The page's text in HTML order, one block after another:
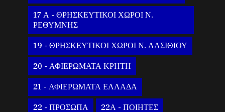
17 Α - ΘΡΗΣΚΕΥΤΙΚΟΙ ΧΩΡΟΙ Ν.
ΡΕΘΥΜΝΗΣ
19 - ΘΡΗΣΚΕΥΤΙΚΟΙ ΧΩΡΟΙ Ν. ΛΑΣΙΘΙΟΥ
20 - ΑΦΙΕΡΩΜΑΤΑ ΚΡΗΤΗ
21 - ΑΦΙΕΡΩΜΑΤΑ ΕΛΛΑΔΑ
22 - ΠΡΟΣΩΠΑ 22Α - ΠΟΙΗΤΕΣ